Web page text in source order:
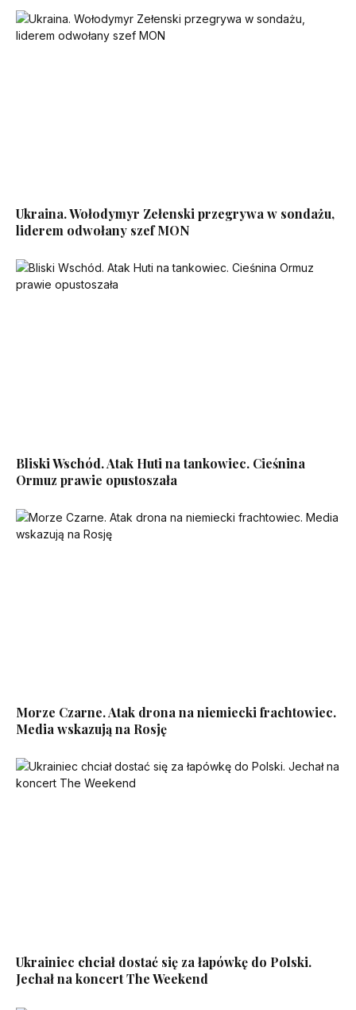
Ukraina. Wołodymyr Zełenski przegrywa w sondażu,
liderem odwołany szef MON
Bliski Wschód. Atak Huti na tankowiec. Cieśnina
Ormuz prawie opustoszała
Morze Czarne. Atak drona na niemiecki frachtowiec.
Media wskazują na Rosję
Ukrainiec chciał dostać się za łapówkę do Polski.
Jechał na koncert The Weekend